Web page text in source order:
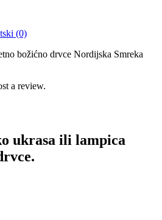
(0)
božićno drvce Nordijska Smreka
a review.
ukrasa ili lampica